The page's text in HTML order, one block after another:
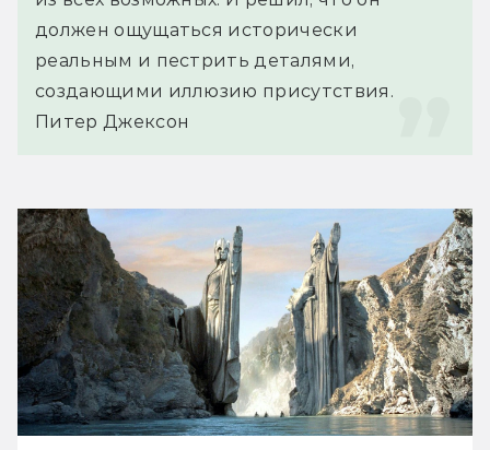
должен ощущаться исторически
реальным и пестрить деталями,
создающими иллюзию присутствия.
Питер Джексон